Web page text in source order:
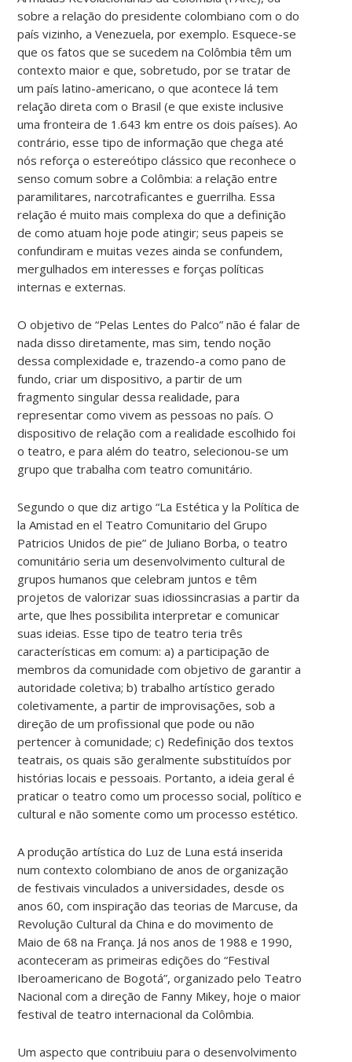
sobre a relação do presidente colombiano com o do
país vizinho, a Venezuela, por exemplo. Esquece-se
que os fatos que se sucedem na Colômbia têm um
contexto maior e que, sobretudo, por se tratar de
um país latino-americano, o que acontece lá tem
relação direta com o Brasil (e que existe inclusive
uma fronteira de 1.643 km entre os dois países). Ao
contrário, esse tipo de informação que chega até
nós reforça o estereótipo clássico que reconhece o
senso comum sobre a Colômbia: a relação entre
paramilitares, narcotraficantes e guerrilha. Essa
relação é muito mais complexa do que a definição
de como atuam hoje pode atingir; seus papeis se
confundiram e muitas vezes ainda se confundem,
mergulhados em interesses e forças políticas
internas e externas.
O objetivo de “Pelas Lentes do Palco” não é falar de
nada disso diretamente, mas sim, tendo noção
dessa complexidade e, trazendo-a como pano de
fundo, criar um dispositivo, a partir de um
fragmento singular dessa realidade, para
representar como vivem as pessoas no país. O
dispositivo de relação com a realidade escolhido foi
o teatro, e para além do teatro, selecionou-se um
grupo que trabalha com teatro comunitário.
Segundo o que diz artigo “La Estética y la Política de
la Amistad en el Teatro Comunitario del Grupo
Patricios Unidos de pie” de Juliano Borba, o teatro
comunitário seria um desenvolvimento cultural de
grupos humanos que celebram juntos e têm
projetos de valorizar suas idiossincrasias a partir da
arte, que lhes possibilita interpretar e comunicar
suas ideias. Esse tipo de teatro teria três
características em comum: a) a participação de
membros da comunidade com objetivo de garantir a
autoridade coletiva; b) trabalho artístico gerado
coletivamente, a partir de improvisações, sob a
direção de um profissional que pode ou não
pertencer à comunidade; c) Redefinição dos textos
teatrais, os quais são geralmente substituídos por
histórias locais e pessoais. Portanto, a ideia geral é
praticar o teatro como um processo social, político e
cultural e não somente como um processo estético.
A produção artística do Luz de Luna está inserida
num contexto colombiano de anos de organização
de festivais vinculados a universidades, desde os
anos 60, com inspiração das teorias de Marcuse, da
Revolução Cultural da China e do movimento de
Maio de 68 na França. Já nos anos de 1988 e 1990,
aconteceram as primeiras edições do “Festival
Iberoamericano de Bogotá”, organizado pelo Teatro
Nacional com a direção de Fanny Mikey, hoje o maior
festival de teatro internacional da Colômbia.
Um aspecto que contribuiu para o desenvolvimento